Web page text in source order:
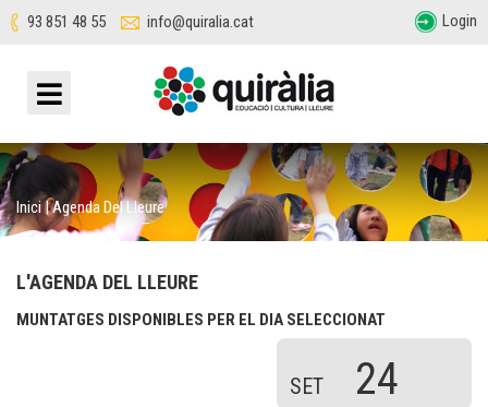
93 851 48 55 info@quiralia.cat Login
Inici|Agenda Del Lleure
L'AGENDA DEL LLEURE
MUNTATGES DISPONIBLES PER EL DIA SELECCIONAT
SET 24